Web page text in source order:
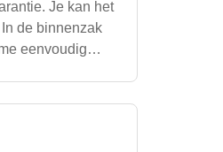
Je kan het
de binnenzak
eenvoudig